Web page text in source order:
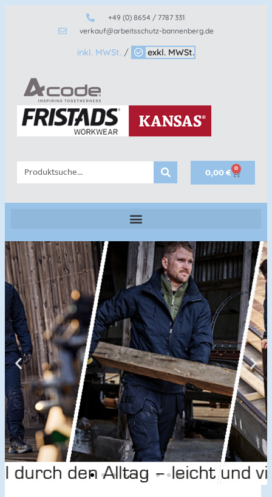
+49 (0) 8654 / 7787 331
verkauf@arbeitsschutz-bannenberg.de
inkl. MWSt./ exkl. MWSt.
0,00€ 0